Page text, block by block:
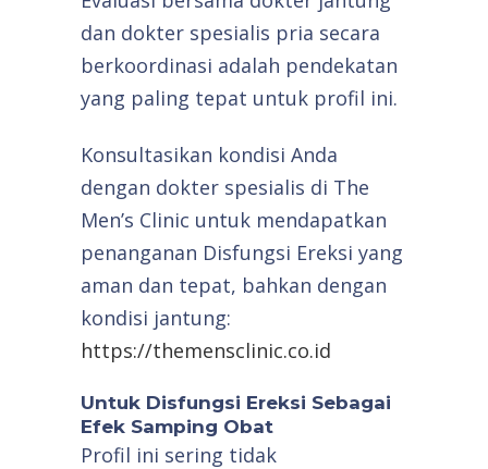
dan dokter spesialis pria secara
berkoordinasi adalah pendekatan
yang paling tepat untuk profil ini.
Konsultasikan kondisi Anda
dengan dokter spesialis di The
Men’s Clinic untuk mendapatkan
penanganan Disfungsi Ereksi yang
aman dan tepat, bahkan dengan
kondisi jantung:
https://themensclinic.co.id
Untuk Disfungsi Ereksi Sebagai
Efek Samping Obat
Profil ini sering tidak